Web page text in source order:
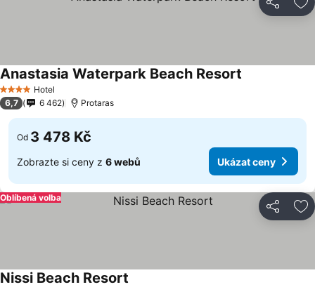
Sdílet
4 Počet hvězdiček
Hotel
Anastasia Waterpark Beach Resort
6,7 6 462 Protaras
Od 3 478 Kč
Zobrazte si ceny z 6 webů Ukázat ceny
Sdílet
Oblíbená volba
Nissi Beach Resort